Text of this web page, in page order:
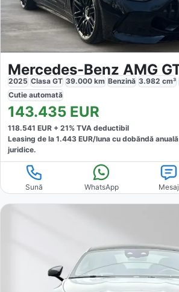
2025 Clasa GT 39.000 km Benzină 3.982 cm³
Cutie automată
143.435 EUR
118.541 EUR + 21% TVA deductibil
Leasing de la 1.443 EUR/luna cu dobăndă anuală
juridice.
Sună WhatsApp Mesaj